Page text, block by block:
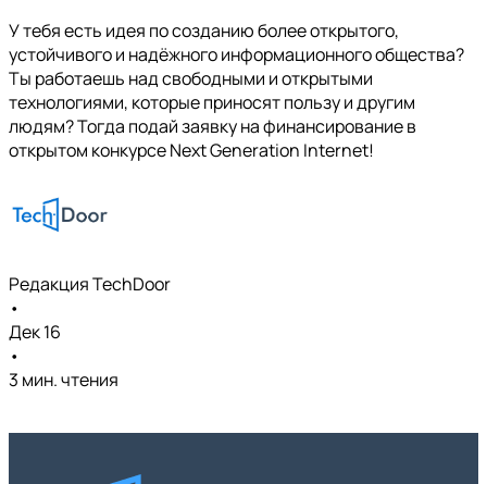
У тебя есть идея по созданию более открытого,
устойчивого и надёжногo информационного общества?
Ты работаешь над свободными и открытыми
технологиями, которые приносят пользу и другим
людям? Тогда подай заявку на финансирование в
открытом конкурсе Next Generation Internet!
Редакция TechDoor
•
Дек 16
•
3 мин. чтения